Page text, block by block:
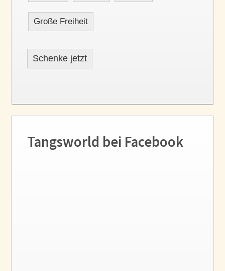
Große Freiheit
Schenke jetzt
Tangsworld bei Facebook